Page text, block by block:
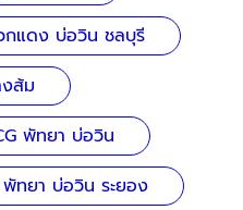
กแดง บ่อวิน ชลบุรี
ส้ม
พัทยา บ่อวิน
พัทยา บ่อวิน ระยอง